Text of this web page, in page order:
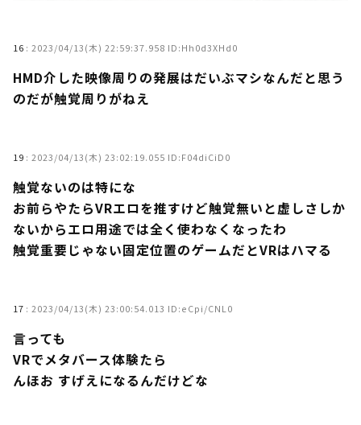
16 : 2023/04/13(木) 22:59:37.958 ID:Hh0d3XHd0
HMD介した映像周りの発展はだいぶマシなんだと思う
のだが触覚周りがねえ
19 : 2023/04/13(木) 23:02:19.055 ID:F04diCiD0
触覚ないのは特にな
お前らやたらVRエロを推すけど触覚無いと虚しさしか
ないからエロ用途では全く使わなくなったわ
触覚重要じゃない固定位置のゲームだとVRはハマる
17 : 2023/04/13(木) 23:00:54.013 ID:eCpi/CNL0
言っても
VRでメタバース体験たら
んほお すげえになるんだけどな